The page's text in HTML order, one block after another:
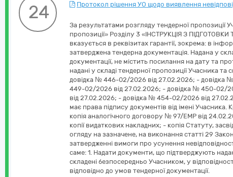
24 Протокол рішення УО щодо виявлення
За результатами розгляду тендерної пропозиції
пропозиції» Розділу 3 «ІНСТРУКЦІЯ З
вказується в реквізитах гарантії, зокрема: в
затверджена тендерна документація. Надана у
документації, не містить посилання на дату та
надані у складі тендерної пропозиції Учасника
довідка № 446-02/2026 від 27.02.2026; - довідка
449-02/2026 від 27.02.2026; - довідка № 450-02/
від 27.02.2026; - довідка № 454-02/2026 від
має права підпису документів від імені Учасника.
копія аналогічного договору № 97/ЕМР від
копії видаткових накладних; - копія Статуту,
огляду на зазначене, на виконання статті 29
затвердженні вимоги про усунення
саме: 1. Надати документи, що підтверджують
складені безпосередньо Учасником, у
відповідно до умов тендерної документації.